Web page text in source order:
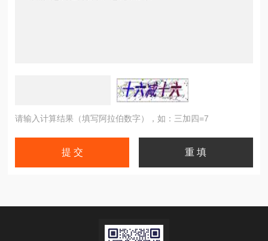
请输入计算结果（填写阿拉伯数字），如：三加四=7